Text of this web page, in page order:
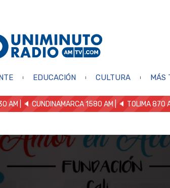
EDUCACIÓN CULTURA MÁS
AM | 🔈 CUNDINAMARCA 1580 AM | 🔈 TOLIMA 870